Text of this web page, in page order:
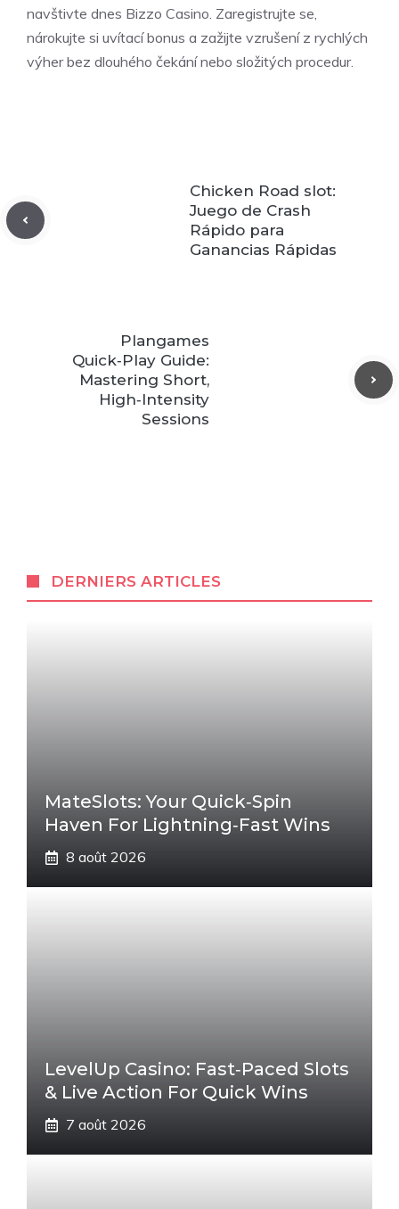
navštivte dnes Bizzo Casino. Zaregistrujte se,
nárokujte si uvítací bonus a zažijte vzrušení z rychlých
výher bez dlouhého čekání nebo složitých procedur.
Chicken Road slot:
Juego de Crash
Rápido para
Ganancias Rápidas
Plangames
Quick‑Play Guide:
Mastering Short,
High‑Intensity
Sessions
DERNIERS ARTICLES
MateSlots: Your Quick‑Spin
Haven For Lightning‑Fast Wins
8 août 2026
LevelUp Casino: Fast‑Paced Slots
& Live Action For Quick Wins
7 août 2026